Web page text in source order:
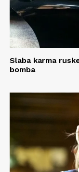
Slaba karma
bomba